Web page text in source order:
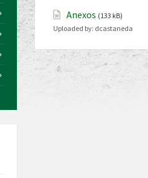
Anexos (133 kB)
Uploaded by: dcastaneda